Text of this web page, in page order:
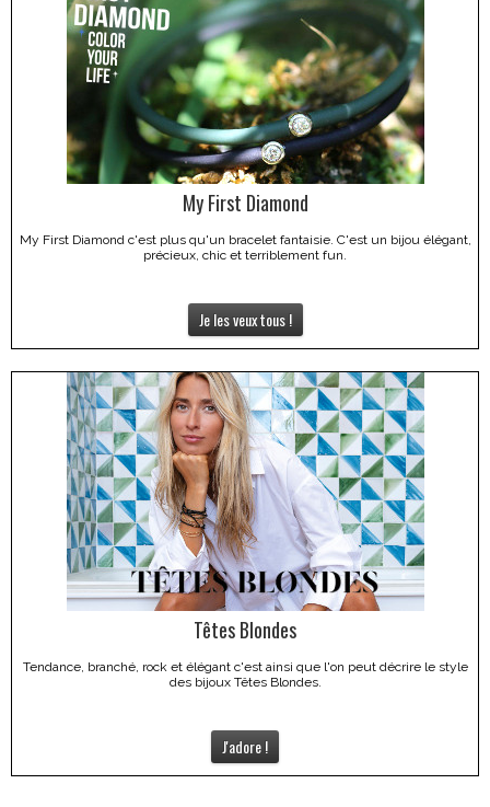
My First Diamond
My First Diamond c'est plus qu'un bracelet fantaisie. C'est un bijou élégant,
précieux, chic et terriblement fun.
Je les veux tous !
Têtes Blondes
Tendance, branché, rock et élégant c'est ainsi que l'on peut décrire le style
des bijoux Têtes Blondes.
J'adore !